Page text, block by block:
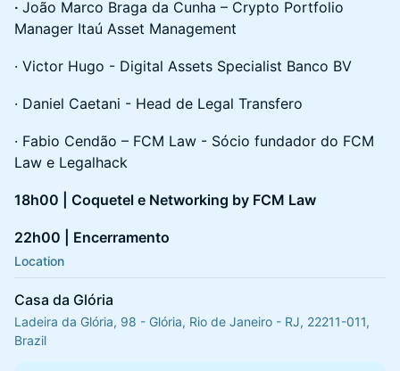
· João Marco Braga da Cunha – Crypto Portfolio
Manager Itaú Asset Management
· Victor Hugo - Digital Assets Specialist Banco BV
· Daniel Caetani - Head de Legal Transfero
· Fabio Cendão – FCM Law - Sócio fundador do FCM
Law e Legalhack
18h00 | Coquetel e Networking by FCM Law
22h00 | Encerramento
Location
Casa da Glória
Ladeira da Glória, 98 - Glória, Rio de Janeiro - RJ, 22211-011,
Brazil